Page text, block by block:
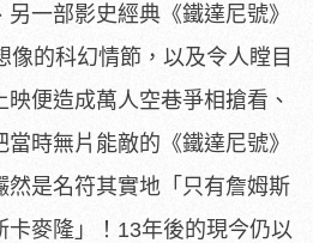
另一部影史經典《鐵達尼號》
像的科幻情節，以及令人瞠目
映便造成萬人空巷爭相搶看、
當時無片能敵的《鐵達尼號》
是名符其實地「 只有詹姆斯
卡麥隆」！13年後的現今仍以